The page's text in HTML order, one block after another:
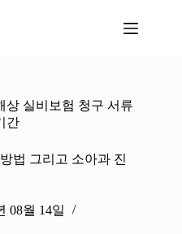
상 실비보험 청구 서류
간
법 그리고 소아과 진
08월 14일